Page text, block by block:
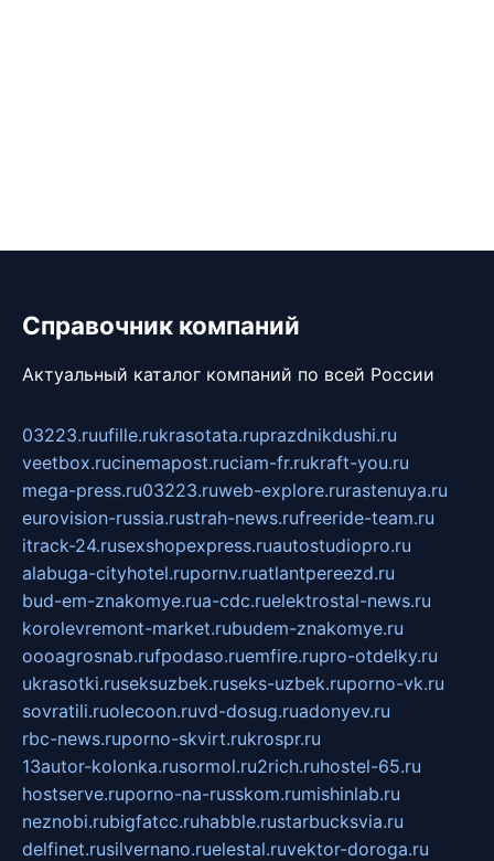
Справочник компаний
Актуальный каталог компаний по всей России
03223.ruufille.rukrasotata.ruprazdnikdushi.ru
veetbox.rucinemapost.ruciam-fr.rukraft-you.ru
mega-press.ru03223.ruweb-explore.rurastenuya.ru
eurovision-russia.rustrah-news.rufreeride-team.ru
itrack-24.rusexshopexpress.ruautostudiopro.ru
alabuga-cityhotel.rupornv.ruatlantpereezd.ru
bud-em-znakomye.rua-cdc.ruelektrostal-news.ru
korolevremont-market.rubudem-znakomye.ru
oooagrosnab.rufpodaso.ruemfire.rupro-otdelky.ru
ukrasotki.ruseksuzbek.ruseks-uzbek.ruporno-vk.ru
sovratili.ruolecoon.ruvd-dosug.ruadonyev.ru
rbc-news.ruporno-skvirt.rukrospr.ru
13autor-kolonka.rusormol.ru2rich.ruhostel-65.ru
hostserve.ruporno-na-russkom.rumishinlab.ru
neznobi.rubigfatcc.ruhabble.rustarbucksvia.ru
delfinet.rusilvernano.ruelestal.ruvektor-doroga.ru